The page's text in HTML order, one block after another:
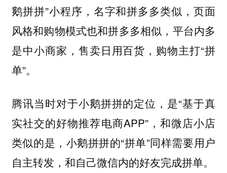
鹅拼拼”小程序，名字和拼多多类似，页面
风格和购物模式也和拼多多相似，平台内多
是中小商家，售卖日用百货，购物主打“拼
单”。
腾讯当时对于小鹅拼拼的定位，是“基于真
实社交的好物推荐电商APP”，和微店小店
类似的是，小鹅拼拼的“拼单”同样需要用户
自主转发，和自己微信内的好友完成拼单。